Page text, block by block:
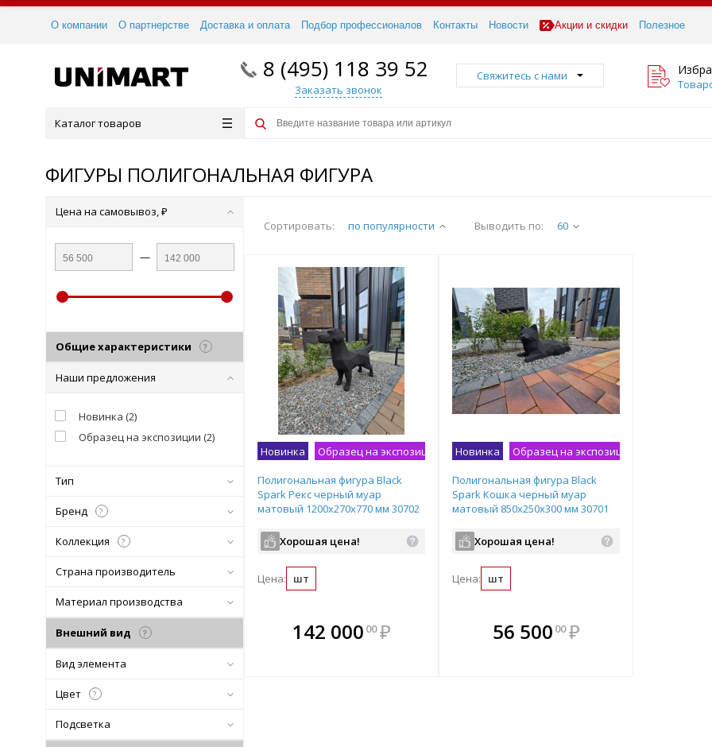
О компании О партнерстве Доставка и оплата Подбор профессионалов Контакты Новости Акции и скидки Полезное
8 (495) 118 39 52
Заказать звонок
Свяжитесь с нами
Каталог товаров
ФИГУРЫ ПОЛИГОНАЛЬНАЯ ФИГУРА
Сортировать: по популярности Выводить по: 60
Новинка
Образец на экспозиции
Полигональная фигура Black
Spark Рекс черный муар
матовый 1200х270х770 мм 30702
Хорошая цена!
Цена: шт
В комплекте
всегда выгоднее!
Подобрать комплект
142 000 00 ₽
В комплекте
всегда выгоднее!
Новинка
Образец на экспозиции
Полигональная фигура Black
Spark Кошка черный муар
матовый 850х250х300 мм 30701
Хорошая цена!
Цена: шт
В комплекте
всегда выгоднее!
56 500 00 ₽
Цена на самовывоз, ₽
—
Общие характеристики ?
Наши предложения
Новинка (2)
Образец на экспозиции (2)
Тип
Бренд ?
Коллекция ?
Страна производитель
Материал производства
Внешний вид ?
Вид элемента
Цвет ?
Подсветка